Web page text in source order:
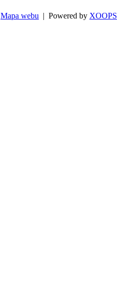
Mapa webu | Powered by XOOPS